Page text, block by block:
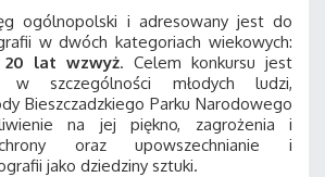
ogólnopolski i adresowany jest do
w dwóch kategoriach wiekowych:
lat wzwyż. Celem konkursu jest
w szczególności młodych ludzi,
Bieszczadzkiego Parku Narodowego
na jej piękno, zagrożenia i
oraz upowszechnianie i
jako dziedziny sztuki.